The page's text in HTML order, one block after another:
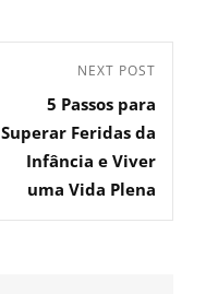
NEXT POST
5 Passos para
Superar Feridas da
Infância e Viver
uma Vida Plena